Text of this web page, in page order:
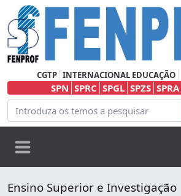
CGTP INTERNACIONAL EDUCAÇÃO
SPN SPRC SPGL SPZS SPRA
Ensino Superior e Investigação